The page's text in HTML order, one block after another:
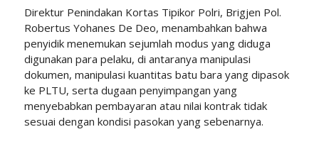
Direktur Penindakan Kortas Tipikor Polri, Brigjen Pol.
Robertus Yohanes De Deo, menambahkan bahwa
penyidik menemukan sejumlah modus yang diduga
digunakan para pelaku, di antaranya manipulasi
dokumen, manipulasi kuantitas batu bara yang dipasok
ke PLTU, serta dugaan penyimpangan yang
menyebabkan pembayaran atau nilai kontrak tidak
sesuai dengan kondisi pasokan yang sebenarnya.